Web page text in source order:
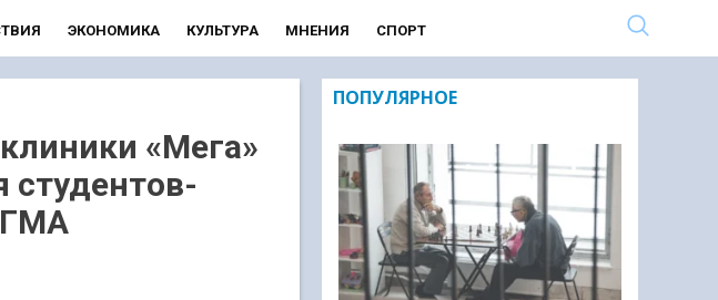
ЭКОНОМИКА КУЛЬТУРА МНЕНИЯ СПОРТ
«Мега»
студентов-
ПОПУЛЯРНОЕ